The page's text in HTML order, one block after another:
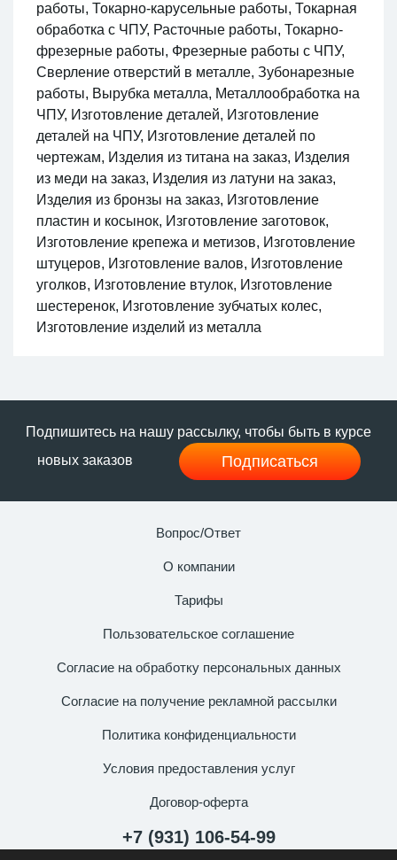
работы, Токарно-карусельные работы, Токарная
обработка с ЧПУ, Расточные работы, Токарно-
фрезерные работы, Фрезерные работы с ЧПУ,
Сверление отверстий в металле, Зубонарезные
работы, Вырубка металла, Металлообработка на
ЧПУ, Изготовление деталей, Изготовление
деталей на ЧПУ, Изготовление деталей по
чертежам, Изделия из титана на заказ, Изделия
из меди на заказ, Изделия из латуни на заказ,
Изделия из бронзы на заказ, Изготовление
пластин и косынок, Изготовление заготовок,
Изготовление крепежа и метизов, Изготовление
штуцеров, Изготовление валов, Изготовление
уголков, Изготовление втулок, Изготовление
шестеренок, Изготовление зубчатых колес,
Изготовление изделий из металла
Подпишитесь на нашу рассылку, чтобы быть в курсе
новых заказов
Подписаться
Вопрос/Ответ
О компании
Тарифы
Пользовательское соглашение
Согласие на обработку персональных данных
Согласие на получение рекламной рассылки
Политика конфиденциальности
Условия предоставления услуг
Договор-оферта
+7 (931) 106-54-99